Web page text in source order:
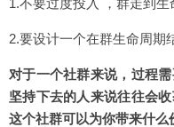
1.不要过度投入 ，群走到生
2.要设计一个在群生命周期
对于一个社群来说，过程
坚持下去的人来说往往会
这个社群可以为你带来什么